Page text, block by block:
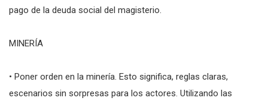
pago de la deuda social del magisterio.
MINERÍA
• Poner orden en la minería. Esto significa, reglas claras,
escenarios sin sorpresas para los actores. Utilizando las